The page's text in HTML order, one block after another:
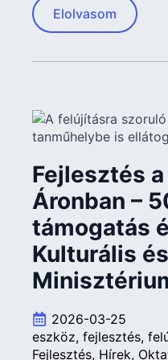
Elolvasom
Fejlesztés
Áronban –
támogatás
Kulturális
2026-03-25
eszköz fejlesztés
Fejlesztés Hírek